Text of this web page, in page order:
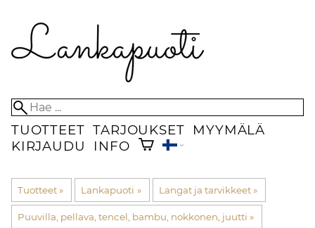
TUOTTEET TARJOUKSET
MYYMÄLÄ
KIRJAUDU
INFO
Tuotteet‪» Lankapuoti ‪» Langat ja tarvikkeet ‪»
Puuvilla, pellava, tencel, bambu, nokkonen, juutti ‪»